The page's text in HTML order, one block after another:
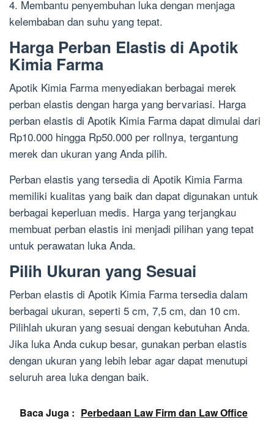
4. Membantu penyembuhan luka dengan menjaga
kelembaban dan suhu yang tepat.
Harga Perban Elastis di Apotik
Kimia Farma
Apotik Kimia Farma menyediakan berbagai merek
perban elastis dengan harga yang bervariasi. Harga
perban elastis di Apotik Kimia Farma dapat dimulai dari
Rp10.000 hingga Rp50.000 per rollnya, tergantung
merek dan ukuran yang Anda pilih.
Perban elastis yang tersedia di Apotik Kimia Farma
memiliki kualitas yang baik dan dapat digunakan untuk
berbagai keperluan medis. Harga yang terjangkau
membuat perban elastis ini menjadi pilihan yang tepat
untuk perawatan luka Anda.
Pilih Ukuran yang Sesuai
Perban elastis di Apotik Kimia Farma tersedia dalam
berbagai ukuran, seperti 5 cm, 7,5 cm, dan 10 cm.
Pilihlah ukuran yang sesuai dengan kebutuhan Anda.
Jika luka Anda cukup besar, gunakan perban elastis
dengan ukuran yang lebih lebar agar dapat menutupi
seluruh area luka dengan baik.
Baca Juga : Perbedaan Law Firm dan Law Office